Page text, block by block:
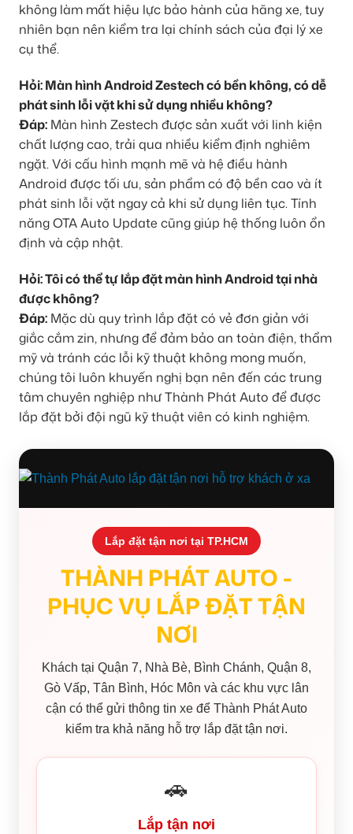
không làm mất hiệu lực bảo hành của hãng xe, tuy
nhiên bạn nên kiểm tra lại chính sách của đại lý xe
cụ thể.
Hỏi: Màn hình Android Zestech có bền không, có dễ
phát sinh lỗi vặt khi sử dụng nhiều không?
Đáp: Màn hình Zestech được sản xuất với linh kiện
chất lượng cao, trải qua nhiều kiểm định nghiêm
ngặt. Với cấu hình mạnh mẽ và hệ điều hành
Android được tối ưu, sản phẩm có độ bền cao và ít
phát sinh lỗi vặt ngay cả khi sử dụng liên tục. Tính
năng OTA Auto Update cũng giúp hệ thống luôn ổn
định và cập nhật.
Hỏi: Tôi có thể tự lắp đặt màn hình Android tại nhà
được không?
Đáp: Mặc dù quy trình lắp đặt có vẻ đơn giản với
giắc cắm zin, nhưng để đảm bảo an toàn điện, thẩm
mỹ và tránh các lỗi kỹ thuật không mong muốn,
chúng tôi luôn khuyến nghị bạn nên đến các trung
tâm chuyên nghiệp như Thành Phát Auto để được
lắp đặt bởi đội ngũ kỹ thuật viên có kinh nghiệm.
Lắp đặt tận nơi tại TP.HCM
THÀNH PHÁT AUTO -
PHỤC VỤ LẮP ĐẶT TẬN
NƠI
Khách tại Quận 7, Nhà Bè, Bình Chánh, Quận 8,
Gò Vấp, Tân Bình, Hóc Môn và các khu vực lân
cận có thể gửi thông tin xe để Thành Phát Auto
kiểm tra khả năng hỗ trợ lắp đặt tận nơi.
🚗
Lắp tận nơi